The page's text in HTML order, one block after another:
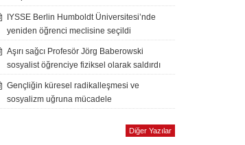
IYSSE Berlin Humboldt Üniversitesi’nde
yeniden öğrenci meclisine seçildi
Aşırı sağcı Profesör Jörg Baberowski
sosyalist öğrenciye fiziksel olarak saldırdı
Gençliğin küresel radikalleşmesi ve
sosyalizm uğruna mücadele
Diğer Yazılar